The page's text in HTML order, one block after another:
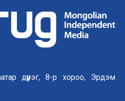
дүүрэг, 8-р хороо, Эрдэм